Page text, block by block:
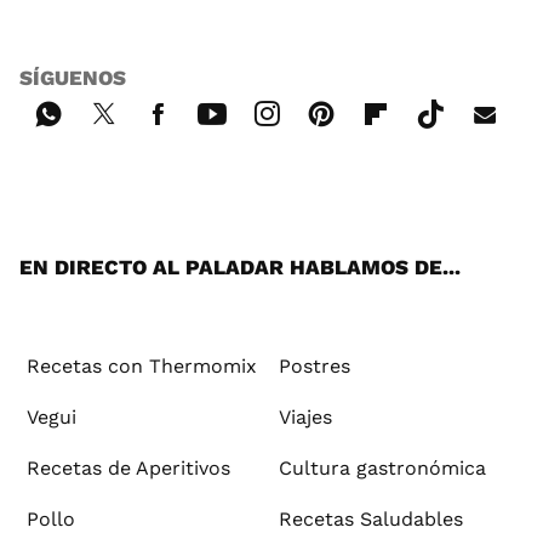
SÍGUENOS
EN DIRECTO AL PALADAR HABLAMOS DE...
Recetas con Thermomix Postres
Vegui Viajes
Recetas de Aperitivos Cultura gastronómica
Pollo Recetas Saludables